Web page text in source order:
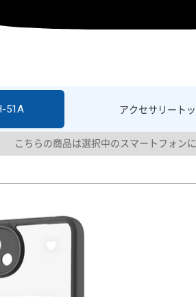
アクセサリー ト
51A
こちらの商品は選択中のスマートフォン